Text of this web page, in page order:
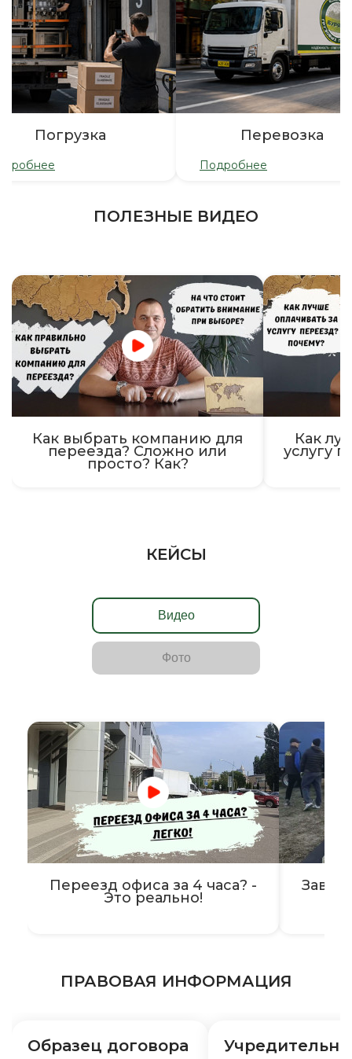
Погрузка Перевозка
Подробнее
ПОЛЕЗНЫЕ ВИДЕО
Как выбрать компанию для
переезда? Сложно или
просто? Как?
Как
услугу
КЕЙСЫ
Видео
Фото
Переезд офиса за 4 часа? -
Это реально!
ПРАВОВАЯ ИНФОРМАЦИЯ
Образец договора